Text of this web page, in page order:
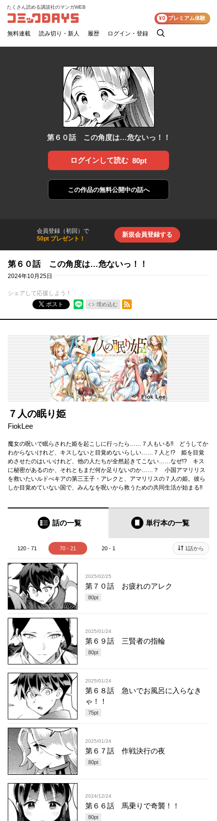
コミックDAYS
たくさん読める講談社のマンガWEB
無料連載 読み切り・新人 履歴 ログイン・登録
検
¥0 プレミアム体験
第６０話 この角度は…危ないっ！！
ログインして読む 80pt
この作品の無料公開中の話へ
会員登録（初回）で
50pt プレゼント！
新規会員登録する
第６０話 この角度は…危ないっ！！
2024年10月25日
シェアして応援しよう！
ポスト
埋め込む
RSSフィード
７人の眠り姫
FiokLee
魔女の呪いで眠らされた姫を起こしに行ったら……７人もいる!! どうしてか
わからないけれど、キスしないと目覚めないらしい……７人と!? 姫を目覚
めさせたのはいいけれど、他の人たちが全然起きてこない……なぜ!? キス
に秘密があるのか、それともまだ何か足りないのか……？ 小国アマリリス
を救いたいルドべキアの第三王子・アレクと、アマリリスの７人の姫。彼ら
しか目覚めていない国で、みんなを呪いから救うための共同生活が始まる!!
話の一覧 単行本の一覧
120 - 71 70 - 21 20 - 1 1話から
2025/02/25
第７０話 お疲れのアレク
80pt
2025/01/24
第６９話 三賢者の指輪
80pt
2025/01/24
第６８話 急いでお風呂に入らなき
ゃ！！
75pt
2025/01/24
第６７話 作戦決行の夜
80pt
2024/12/24
第６６話 馬乗りで奇襲！！
80pt